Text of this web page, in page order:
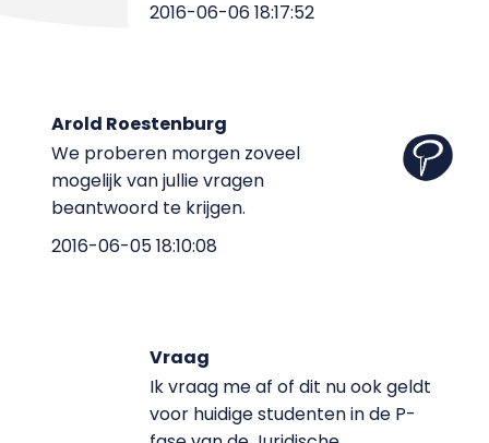
2016-06-06 18:17:52
Arold Roestenburg
We proberen morgen zoveel
mogelijk van jullie vragen
beantwoord te krijgen.
2016-06-05 18:10:08
Vraag
Ik vraag me af of dit nu ook geldt
voor huidige studenten in de P-